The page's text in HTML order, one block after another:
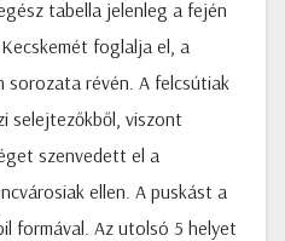
tabella jelenleg a fején
foglalja el, a
sorozata révén. A felcsútiak
selejtezőkből, viszont
szenvedett el a
ellen. A puskást a
formával. Az utolsó 5 helyet